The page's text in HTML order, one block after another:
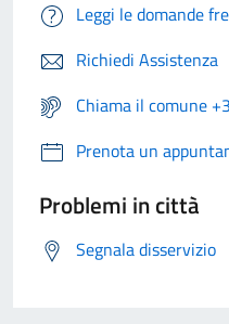
Leggi le domande
Richiedi Assistenza
Chiama il comune
Prenota un
Problemi in città
Segnala disservizio